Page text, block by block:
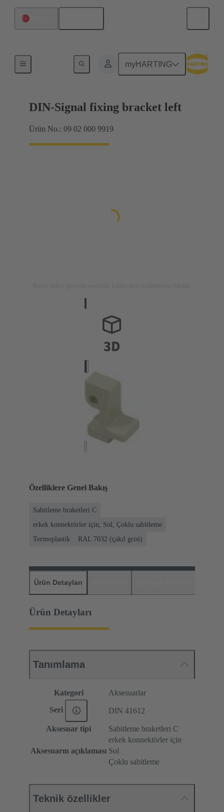
myHARTING
DIN-Signal fixing bracket left
Ürün No.: 09 02 000 9919
Özelliklere Genel Bakış
Sabitleme braketleri C
erkek konnektörler için, Sol, Çoklu sabitleme
Termoplastik
RAL 7032 (çakıl grisi)
Ürün Detayları
Ürün Detayları
Tanımlama
Kategori Aksesuarlar
Seri DIN 41612
Aksesuar tipi Sabitleme braketleri C
Aksesuarın açıklaması
erkek konnektörler için
Sol
Çoklu sabitleme
Teknik özellikler